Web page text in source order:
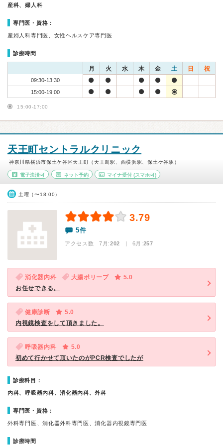
産科、婦人科
専門医・資格：
産婦人科専門医、女性ヘルスケア専門医
診療時間
月 火 水 木 金 土 日 祝
09:30-13:30
15:00-19:00
15:00-17:00
天王町セントラルクリニック
神奈川県横浜市保土ケ谷区天王町（天王町駅、西横浜駅、保土ケ谷駅）
電子決済可 ネット予約 マイナ受付 (スマホ可)
土曜（〜18:00）
3.79
5件
アクセス数 7月:202 | 6月:257
消化器内科 大腸ポリープ
5.0
お任せできる。
健康診断
5.0
内視鏡検査をして頂きました。
呼吸器内科
5.0
初めて行かせて頂いたのがPCR検査でしたが
診療科目：
内科、呼吸器内科、消化器内科、外科
専門医・資格：
外科専門医、消化器外科専門医、消化器内視鏡専門医
診療時間